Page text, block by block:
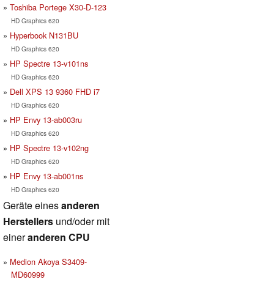
Toshiba Portege X30-D-123
HD Graphics 620
Hyperbook N131BU
HD Graphics 620
HP Spectre 13-v101ns
HD Graphics 620
Dell XPS 13 9360 FHD i7
HD Graphics 620
HP Envy 13-ab003ru
HD Graphics 620
HP Spectre 13-v102ng
HD Graphics 620
HP Envy 13-ab001ns
HD Graphics 620
Geräte einesanderen
Herstellers und/oder mit
eineranderen CPU
Medion Akoya S3409-
MD60999